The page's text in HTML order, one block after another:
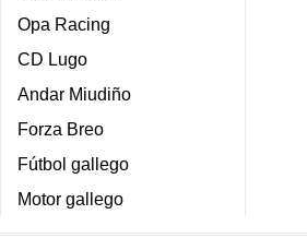
Opa Racing
CD Lugo
Andar Miudiño
Forza Breo
Fútbol gallego
Motor gallego